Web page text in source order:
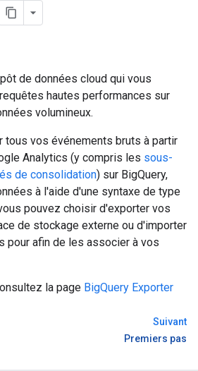
de données cloud qui vous
hautes performances sur
volumineux.
tous vos événements bruts à partir
Analytics (y compris les sous-
de consolidation) sur BigQuery,
à l'aide d'une syntaxe de type
pouvez choisir d'exporter vos
de stockage externe ou d'importer
pour afin de les associer à vos
la page BigQuery Exporter
Suivant
Premiers pas